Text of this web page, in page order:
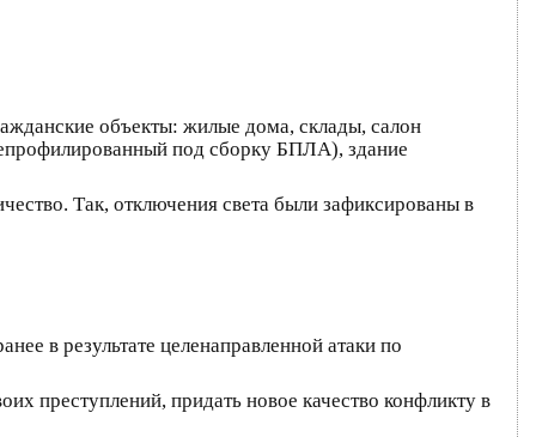
объекты: жилые дома, склады, салон
под сборку БПЛА), здание
Так, отключения света были зафиксированы в
в результате целенаправленной атаки по
преступлений, придать новое качество конфликту в